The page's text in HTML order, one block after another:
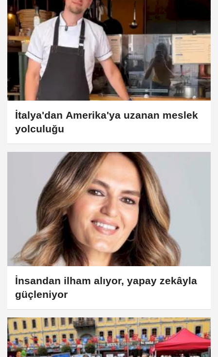
İtalya'dan Amerika'ya uzanan meslek
yolculuğu
İnsandan ilham alıyor, yapay zekâyla
güçleniyor